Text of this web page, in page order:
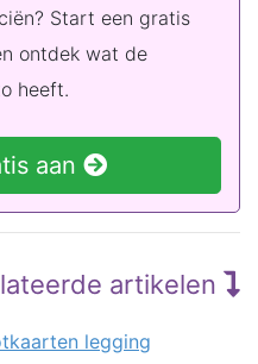
Start een gratis
ontdek wat de
heeft.
aan
artikelen
legging